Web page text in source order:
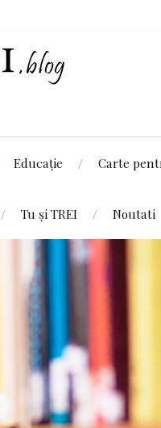
Educație Carte
Tu și TREI Noutati